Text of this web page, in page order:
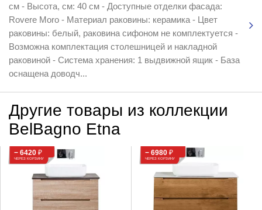
см - Высота, см: 40 см - Доступные отделки фасада:
Rovere Moro - Материал раковины: керамика - Цвет
раковины: белый, раковина сифоном не комплектуется -
Возможна комплектация столешницей и накладной
раковиной - Система хранения: 1 выдвижной ящик - База
оснащена доводч...
Другие товары из коллекции
BelBagno Etna
− 6420 ₽
ЧЕРЕЗ КОРЗИНУ
− 6980 ₽
ЧЕРЕЗ КОРЗИНУ